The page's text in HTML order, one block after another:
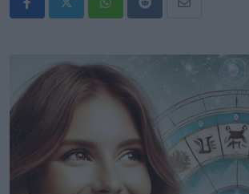
WhatsappRedditShare
Email